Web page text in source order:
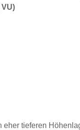
eher tieferen